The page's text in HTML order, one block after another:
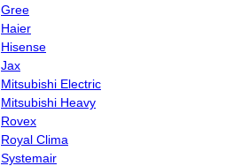
Gree
Haier
Hisense
Jax
Mitsubishi Electric
Mitsubishi Heavy
Rovex
Royal Clima
Systemair